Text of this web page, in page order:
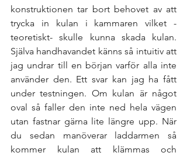
konstruktionen tar bort behovet av att
trycka in kulan i kammaren vilket -
teoretiskt- skulle kunna skada kulan.
Själva handhavandet känns så intuitiv att
jag undrar till en början varför alla inte
använder den. Ett svar kan jag ha fått
under testningen. Om kulan är något
oval så faller den inte ned hela vägen
utan fastnar gärna lite längre upp. När
du sedan manöverar laddarmen så
kommer kulan att klämmas och